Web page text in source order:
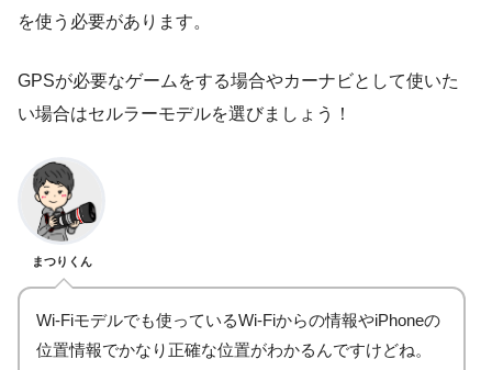
を使う必要があります。
GPSが必要なゲームをする場合やカーナビとして使いた
い場合はセルラーモデルを選びましょう！
まつりくん
Wi-Fiモデルでも使っているWi-Fiからの情報やiPhoneの
位置情報でかなり正確な位置がわかるんですけどね。